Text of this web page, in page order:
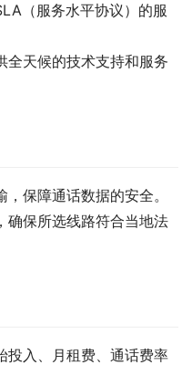
（服务水平协议）的服
全天候的技术支持和服务
保障通话数据的安全。
确保所选线路符合当地法
投入、月租费、通话费率